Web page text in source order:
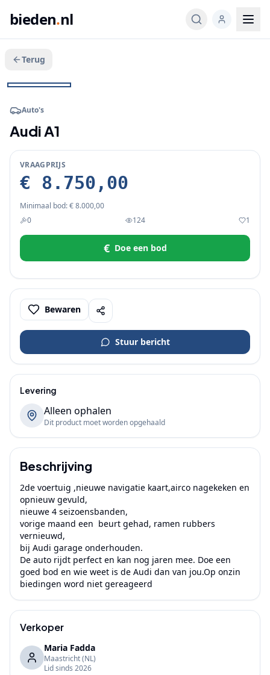
bieden.nl
Terug
Veeg voor meer
Auto's
Audi A1
VRAAGPRIJS
€ 8.750,00
Minimaal bod:€ 8.000,00
0
124 1
€ Doe een bod
Bewaren
Stuur bericht
Levering
Alleen ophalen
Dit product moet worden opgehaald
Beschrijving
2de voertuig ,nieuwe navigatie kaart,airco nagekeken en
opnieuw gevuld,
nieuwe 4 seizoensbanden,
vorige maand een  beurt gehad, ramen rubbers
vernieuwd,
bij Audi garage onderhouden.
De auto rijdt perfect en kan nog jaren mee. Doe een
goed bod en wie weet is de Audi dan van jou.Op onzin
biedingen word niet gereageerd
Verkoper
Maria Fadda
Maastricht(NL)
Lid sinds 2026